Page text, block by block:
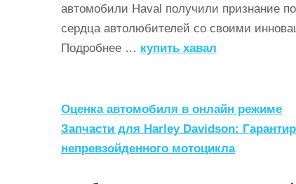
автомобили Haval получили признание
сердца автолюбителей со своими
Подробнее … купить хавал
Н
а
в
Оценка автомобиля в онлайн режиме
Запчасти для Harley Davidson:
непревзойденного мотоцикла